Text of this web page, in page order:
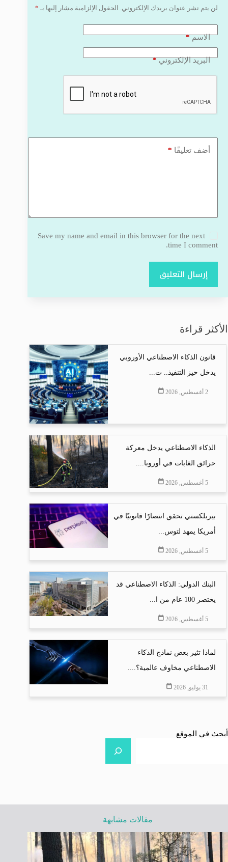
لن يتم نشر عنوان بريدك الإلكتروني. الحقول الإلزامية مشار إليها بـ *
الاسم*
البريد الإلكتروني*
أضف تعليقًا *
Save my name and email in this browser for the next
time I comment.
إرسال التعليق
الأكثر قراءة
قانون الذكاء الاصطناعي الأوروبي
يدخل حيز التنفيذ.. ت...
2 أغسطس, 2026
الذكاء الاصطناعي يدخل معركة
حرائق الغابات في أوروبا....
5 أغسطس, 2026
بيربلكستي تحقق انتصارًا قانونيًا في
أمريكا يمهد لتوس...
5 أغسطس, 2026
البنك الدولي: الذكاء الاصطناعي قد
يختصر 100 عام من ا...
5 أغسطس, 2026
لماذا تثير بعض نماذج الذكاء
الاصطناعي مخاوف عالمية؟....
31 يوليو, 2026
أبحث في الموقع
مقالات مشابهة